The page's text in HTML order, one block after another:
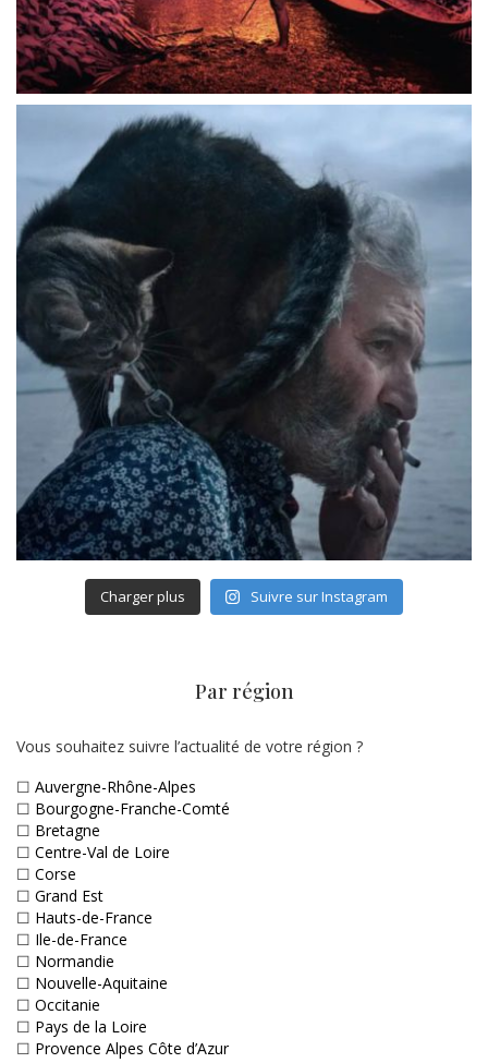
Charger plus Suivre sur Instagram
Par région
Vous souhaitez suivre l’actualité de votre région ?
☐ Auvergne-Rhône-Alpes
☐ Bourgogne-Franche-Comté
☐ Bretagne
☐ Centre-Val de Loire
☐ Corse
☐ Grand Est
☐ Hauts-de-France
☐ Ile-de-France
☐ Normandie
☐ Nouvelle-Aquitaine
☐ Occitanie
☐ Pays de la Loire
☐ Provence Alpes Côte d’Azur